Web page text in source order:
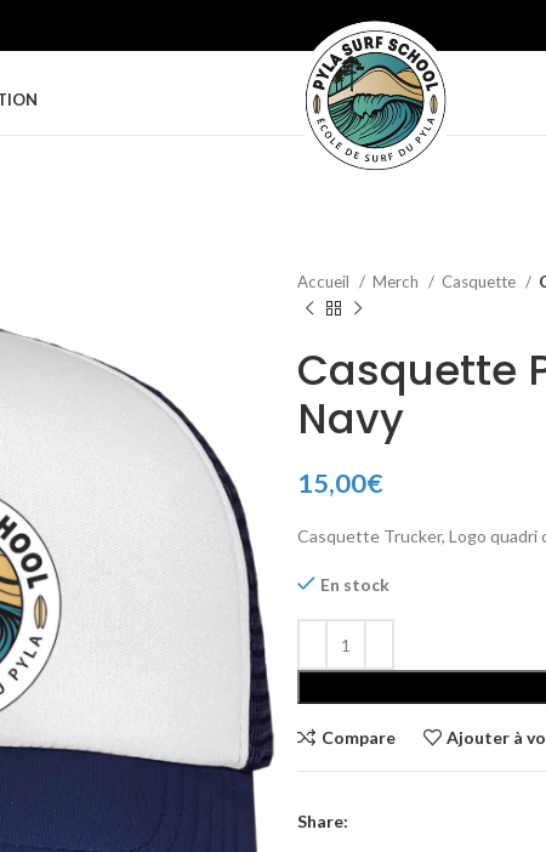
Accueil Merch Casquette
Casquette
Navy
15,00€
Casquette Trucker, Logo
En stock
Compare Ajouter à
Share: